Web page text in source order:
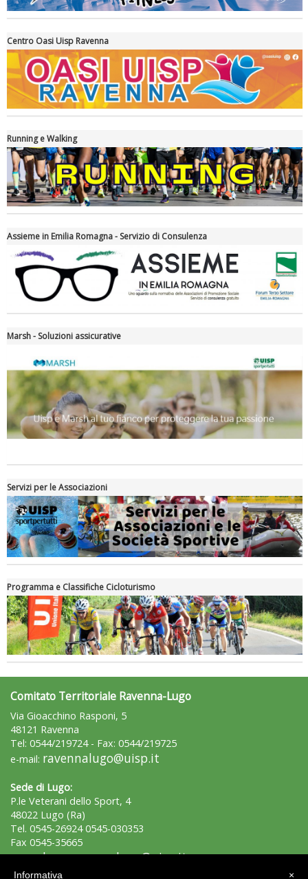
La formazione Uisp rallenta ma prosegue anche in estate
Tiziano Pesce nel Cda di Fondazione Terzjus: prima riunione a
Roma
Centro Oasi Uisp Ravenna
Running e Walking
Assieme in Emilia Romagna - Servizio di Consulenza
Marsh - Soluzioni assicurative
Servizi per le Associazioni
Programma e Classifiche Cicloturismo
Comitato Territoriale Ravenna-Lugo
Via Gioacchino Rasponi, 5
48121 Ravenna
Tel: 0544/219724 - Fax: 0544/219725
e-mail: ravennalugo@uisp.it
Sede di Lugo:
P.le Veterani dello Sport, 4
48022 Lugo (Ra)
Tel. 0545-26924 0545-030353
Fax 0545-35665
e-mail:lugo.ravennalugo@uisp.it
×
Informativa